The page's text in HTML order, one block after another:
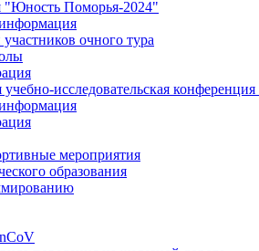
"Юность Поморья-2024"
очного тура
учебно-исследовательская
мероприятия
образования